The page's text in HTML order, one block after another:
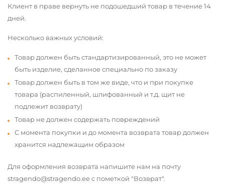
Клиент в праве вернуть не подошедший товар в течение 14
дней.
Несколько важных условий:
Товар должен быть стандартизированный, это не может
быть изделие, сделанное специально по заказу
Товар должен быть в том же виде, что и при покупке
товара (распиленный, шлифованный и т.д. щит не
подлежит возврату)
Товар не должен содержать повреждений
С момента покупки и до момента возврата товар должен
хранится надлежащим образом
Для оформления возврата напишите нам на почту
stragendo@stragendo.ee с пометкой "Возврат".